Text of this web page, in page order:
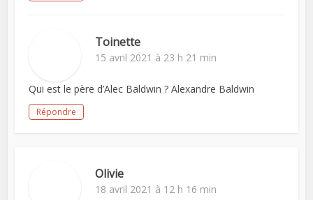
Toinette
15 avril 2021 à 23 h 21 min
Qui est le père d’Alec Baldwin ? Alexandre Baldwin
Répondre
Olivie
18 avril 2021 à 12 h 16 min